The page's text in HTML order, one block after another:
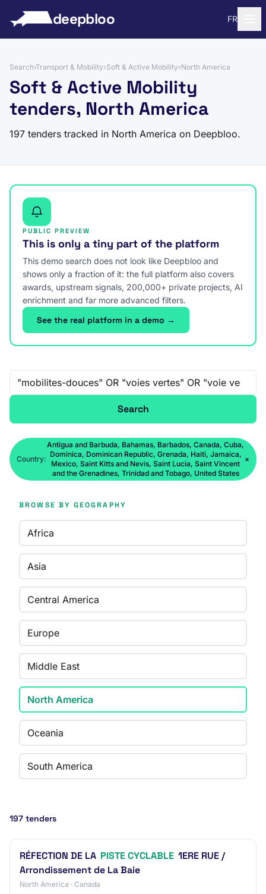
deepbloo FR
Search›Transport & Mobility›Soft & Active Mobility›North America
Soft & Active Mobility
tenders, North America
197 tenders tracked in North America on Deepbloo.
PUBLIC PREVIEW
This is only a tiny part of the platform
This demo search does not look like Deepbloo and
shows only a fraction of it: the full platform also covers
awards, upstream signals, 200,000+ private projects, AI
enrichment and far more advanced filters.
See the real platform in a demo →
Free-text search
Search
Country:
Antigua and Barbuda, Bahamas, Barbados, Canada, Cuba,
Dominica, Dominican Republic, Grenada, Haiti, Jamaica,
Mexico, Saint Kitts and Nevis, Saint Lucia, Saint Vincent
and the Grenadines, Trinidad and Tobago, United States
×
BROWSE BY GEOGRAPHY
Africa
Asia
Central America
Europe
Middle East
North America
Oceania
South America
197 tenders
RÉFECTION DE LA PISTE CYCLABLE 1ERE RUE /
Arrondissement de La Baie
North America · Canada